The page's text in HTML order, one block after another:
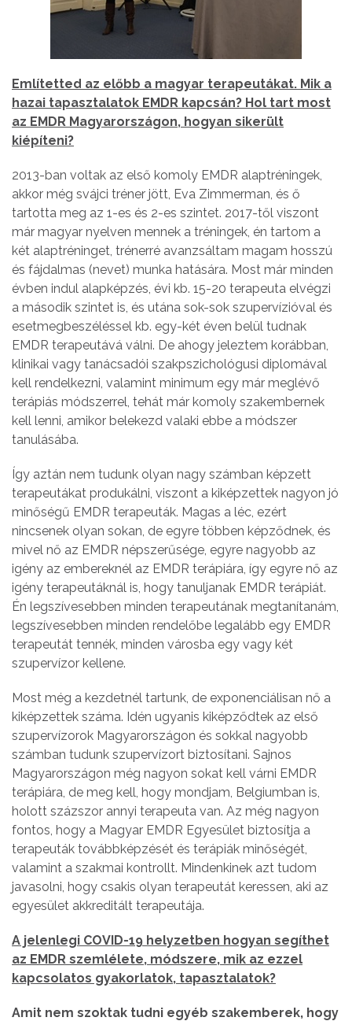
Említetted az előbb a magyar terapeutákat. Mik a
hazai tapasztalatok EMDR kapcsán? Hol tart most
az EMDR Magyarországon, hogyan sikerült
kiépíteni?
2013-ban voltak az első komoly EMDR alaptréningek,
akkor még svájci tréner jött, Eva Zimmerman, és ő
tartotta meg az 1-es és 2-es szintet. 2017-től viszont
már magyar nyelven mennek a tréningek, én tartom a
két alaptréninget, trénerré avanzsáltam magam hosszú
és fájdalmas (nevet) munka hatására. Most már minden
évben indul alapképzés, évi kb. 15-20 terapeuta elvégzi
a második szintet is, és utána sok-sok szupervízióval és
esetmegbeszéléssel kb. egy-két éven belül tudnak
EMDR terapeutává válni. De ahogy jeleztem korábban,
klinikai vagy tanácsadói szakpszichológusi diplomával
kell rendelkezni, valamint minimum egy már meglévő
terápiás módszerrel, tehát már komoly szakembernek
kell lenni, amikor belekezd valaki ebbe a módszer
tanulásába.
Így aztán nem tudunk olyan nagy számban képzett
terapeutákat produkálni, viszont a kiképzettek nagyon jó
minőségű EMDR terapeuták. Magas a léc, ezért
nincsenek olyan sokan, de egyre többen képződnek, és
mivel nő az EMDR népszerűsége, egyre nagyobb az
igény az embereknél az EMDR terápiára, így egyre nő az
igény terapeutáknál is, hogy tanuljanak EMDR terápiát.
Én legszívesebben minden terapeutának megtanítanám,
legszívesebben minden rendelőbe legalább egy EMDR
terapeutát tennék, minden városba egy vagy két
szupervízor kellene.
Most még a kezdetnél tartunk, de exponenciálisan nő a
kiképzettek száma. Idén ugyanis kiképződtek az első
szupervízorok Magyarországon és sokkal nagyobb
számban tudunk szupervízort biztosítani. Sajnos
Magyarországon még nagyon sokat kell várni EMDR
terápiára, de meg kell, hogy mondjam, Belgiumban is,
holott százszor annyi terapeuta van. Az még nagyon
fontos, hogy a Magyar EMDR Egyesület biztosítja a
terapeuták továbbképzését és terápiák minőségét,
valamint a szakmai kontrollt. Mindenkinek azt tudom
javasolni, hogy csakis olyan terapeutát keressen, aki az
egyesület akkreditált terapeutája.
A jelenlegi COVID-19 helyzetben hogyan segíthet
az EMDR szemlélete, módszere, mik az ezzel
kapcsolatos gyakorlatok, tapasztalatok?
Amit nem szoktak tudni egyéb szakemberek, hogy